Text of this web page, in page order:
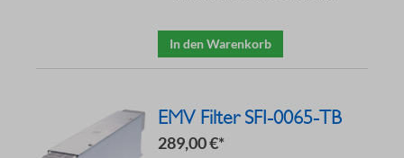
In den Warenkorb
EMV Filter SFI-0065-TB
289,00 €*